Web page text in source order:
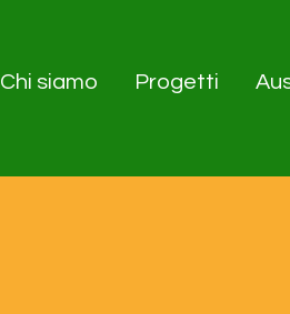
Chi siamo Progetti